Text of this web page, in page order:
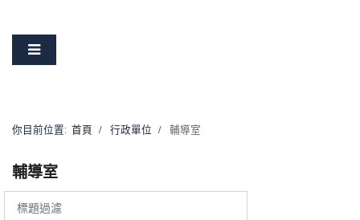
你目前位置: 首頁 行政單位 輔導室
輔導室